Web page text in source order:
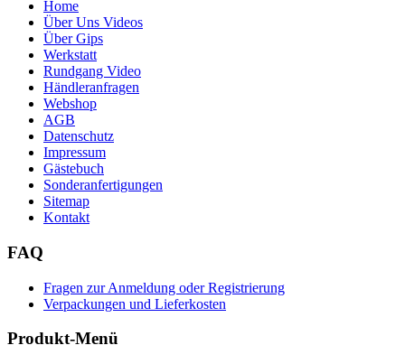
Home
Über Uns Videos
Über Gips
Werkstatt
Rundgang Video
Händleranfragen
Webshop
AGB
Datenschutz
Impressum
Gästebuch
Sonderanfertigungen
Sitemap
Kontakt
FAQ
Fragen zur Anmeldung oder Registrierung
Verpackungen und Lieferkosten
Produkt-Menü